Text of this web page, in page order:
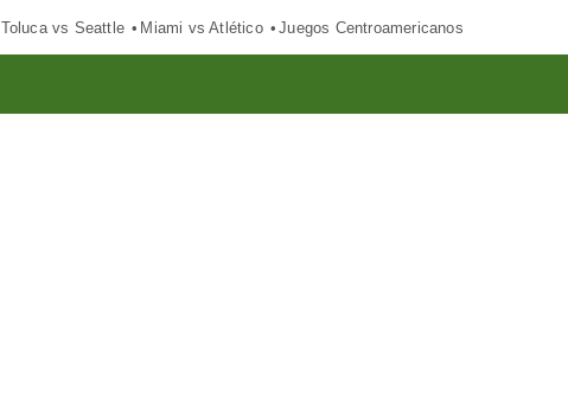
Toluca vs Seattle Miami vs Atlético Juegos Centroamericanos